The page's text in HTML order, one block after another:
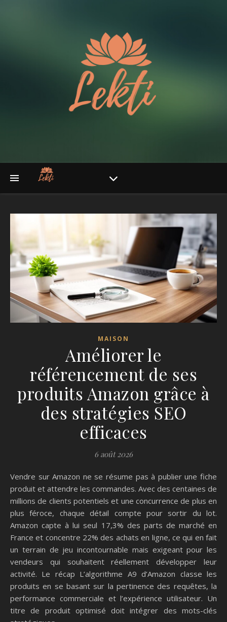
MAISON
Améliorer le
référencement de ses
produits Amazon grâce à
des stratégies SEO
efficaces
6 août 2026
Vendre sur Amazon ne se résume pas à publier une fiche
produit et attendre les commandes. Avec des centaines de
millions de clients potentiels et une concurrence de plus en
plus féroce, chaque détail compte pour sortir du lot.
Amazon capte à lui seul 17,3% des parts de marché en
France et concentre 22% des achats en ligne, ce qui en fait
un terrain de jeu incontournable mais exigeant pour les
vendeurs qui souhaitent réellement développer leur
activité. Le récap L’algorithme A9 d’Amazon classe les
produits en se basant sur la pertinence des requêtes, la
performance commerciale et l’expérience utilisateur. Un
titre de produit optimisé doit intégrer des mots-clés